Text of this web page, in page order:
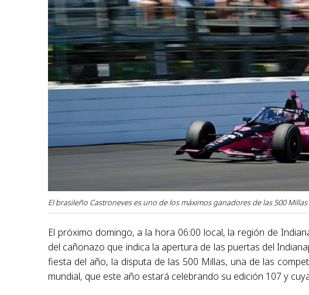
El brasileño Castroneves es uno de los máximos ganadores de las 500
El próximo domingo, a la hora 06:00 local, la región de
del cañonazo que indica la apertura de las puertas del
fiesta del año, la disputa de las 500 Millas, una de las
mundial, que este año estará celebrando su edición 107 y